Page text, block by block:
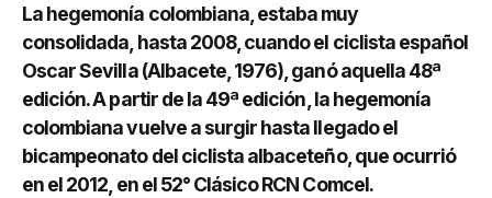
La hegemonía colombiana, estaba muy
consolidada, hasta 2008, cuando el ciclista español
Oscar Sevilla (Albacete, 1976), ganó aquella 48ª
edición. A partir de la 49ª edición, la hegemonía
colombiana vuelve a surgir hasta llegado el
bicampeonato del ciclista albaceteño, que ocurrió
en el 2012, en el 52° Clásico RCN Comcel.